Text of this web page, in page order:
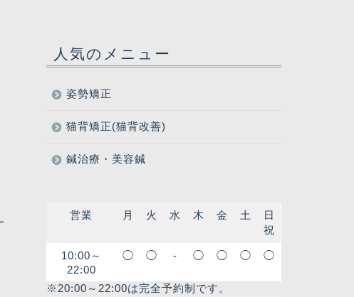
人気のメニュー
姿勢矯正
猫背矯正(猫背改善)
鍼治療・美容鍼
営業 月 火 水 木 金 土
日
祝
10:00～
22:00
◯ ◯ - ◯ ◯ ◯ ◯
※20:00～22:00は完全予約制です。